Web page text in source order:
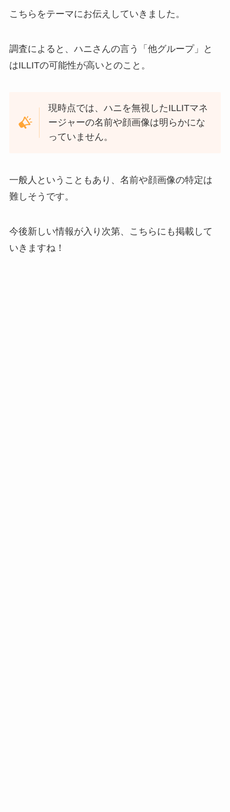
こちらをテーマにお伝えしていきました。
調査によると、ハニさんの言う「他グループ」と
はILLITの可能性が高いとのこと。
現時点では、ハニを無視したILLITマネ
ージャーの名前や顔画像は明らかにな
っていません。
一般人ということもあり、名前や顔画像の特定は
難しそうです。
今後新しい情報が入り次第、こちらにも掲載して
いきますね！